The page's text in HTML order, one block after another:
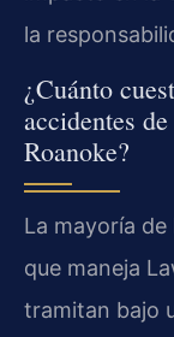
la
¿Cuánto
accidentes
Roanoke?
La mayoría
que maneja
tramitan bajo